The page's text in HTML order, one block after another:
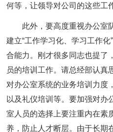
何等，让领导对公司的这些工
此外，要高度重视办公室
建立“工作学习化、学习工作
合能力。刚才很多同志也提了
员的培训工作。请总经部认真
对办公室系统的业务培训力度
以及礼仪培训等。要加强对办
室人员的选择上要注重内在素
养，防止人才断层。由于长期